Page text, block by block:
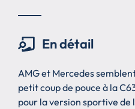
En détail
AMG et Mercedes
petit coup de pouce à la
pour la version sportive de